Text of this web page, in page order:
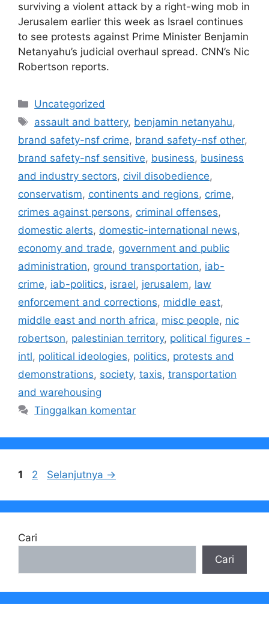
surviving a violent attack by a right-wing mob in
Jerusalem earlier this week as Israel continues
to see protests against Prime Minister Benjamin
Netanyahu’s judicial overhaul spread. CNN’s Nic
Robertson reports.
Kategori
Uncategorized
Tag
assault and battery, benjamin netanyahu,
brand safety-nsf crime, brand safety-nsf other,
brand safety-nsf sensitive, business, business
and industry sectors, civil disobedience,
conservatism, continents and regions, crime,
crimes against persons, criminal offenses,
domestic alerts, domestic-international news,
economy and trade, government and public
administration, ground transportation, iab-
crime, iab-politics, israel, jerusalem, law
enforcement and corrections, middle east,
middle east and north africa, misc people, nic
robertson, palestinian territory, political figures -
intl, political ideologies, politics, protests and
demonstrations, society, taxis, transportation
and warehousing
Tinggalkan komentar
Halaman
1 Halaman
2 Selanjutnya →
Cari
Cari